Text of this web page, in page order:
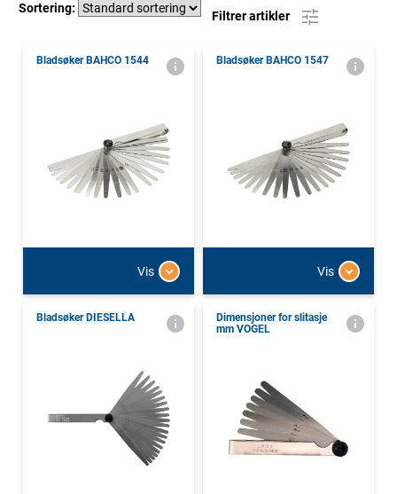
Sortering:
Filtrer artikler
Bladsøker BAHCO 1544
Vis
Bladsøker BAHCO 1547
Vis
Bladsøker DIESELLA
Dimensjoner for slitasje
mm VOGEL